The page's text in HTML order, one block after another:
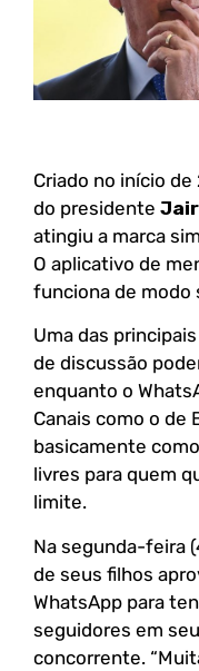
Criado no início de
do presidente
atingiu a marca
O aplicativo de
funciona de modo
Uma das
de discussão
enquanto o
Canais como o de
basicamente
livres para quem
limite.
Na segunda-feira
de seus filhos
WhatsApp para
seguidores em
concorrente.